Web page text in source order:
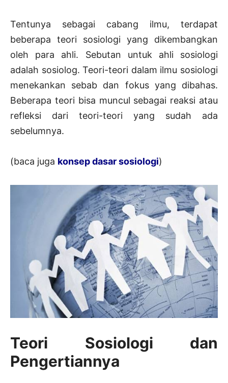
Tentunya sebagai cabang ilmu, terdapat
beberapa teori sosiologi yang dikembangkan
oleh para ahli. Sebutan untuk ahli sosiologi
adalah sosiolog. Teori-teori dalam ilmu sosiologi
menekankan sebab dan fokus yang dibahas.
Beberapa teori bisa muncul sebagai reaksi atau
refleksi dari teori-teori yang sudah ada
sebelumnya.
(baca juga konsep dasar sosiologi)
Teori Sosiologi dan
Pengertiannya